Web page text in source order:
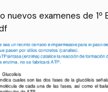
nuevos examenes de 1º